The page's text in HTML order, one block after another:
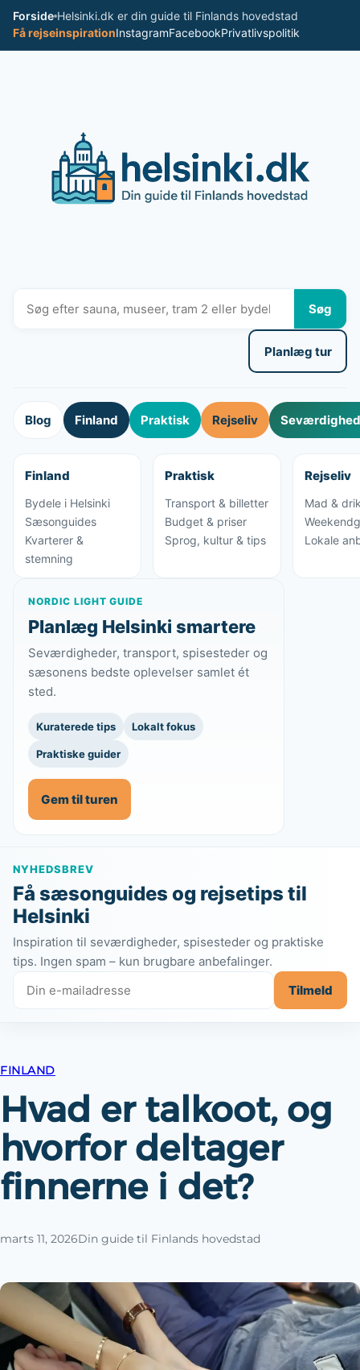
Spring
indhold
Forside Helsinki.dk er din guide til Finlands hovedstad
Få rejseinspirationInstagramFacebookPrivatlivspolitik
Søg
Planlæg tur
Blog Finland Praktisk Rejseliv
Finland
Bydele i Helsinki
Sæsonguides
Kvarterer &
stemning
Praktisk
Transport & billetter
Budget & priser
Sprog, kultur & tips
Rejseliv
Mad &
Lokale
NORDIC LIGHT GUIDE
Planlæg Helsinki smartere
Seværdigheder, transport, spisesteder og
sæsonens bedste oplevelser samlet ét
sted.
Kuraterede tips Lokalt fokus
Praktiske guider
Gem til turen
NYHEDSBREV
Få sæsonguides og rejsetips til
Helsinki
Inspiration til seværdigheder, spisesteder og praktiske
tips. Ingen spam – kun brugbare anbefalinger.
Tilmeld
FINLAND
Hvad er talkoot, og
hvorfor deltager
finnerne i det?
marts 11, 2026Din guide til Finlands hovedstad